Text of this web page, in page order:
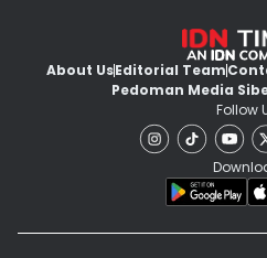
About UsEditorial Team
Pedoman Media
Follow